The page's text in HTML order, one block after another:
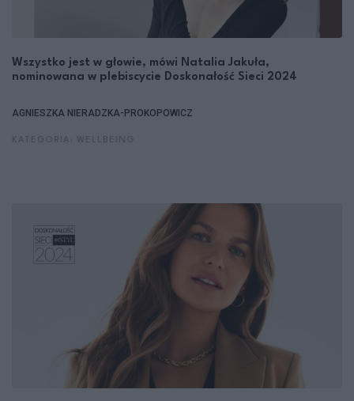
Wszystko jest w głowie, mówi Natalia Jakuła,
nominowana w plebiscycie Doskonałość Sieci 2024
AGNIESZKA NIERADZKA-PROKOPOWICZ